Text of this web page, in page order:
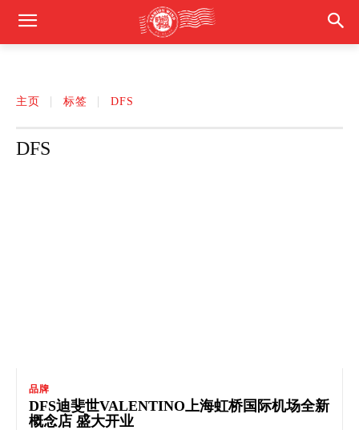
主页 标签 DFS
DFS
品牌
DFS迪斐世VALENTINO上海虹桥国际机场全新
概念店 盛大开业